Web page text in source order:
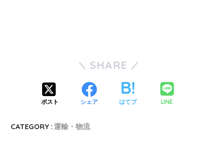
SHARE
ポスト シェア はてブ LINE
CATEGORY :運輸・物流